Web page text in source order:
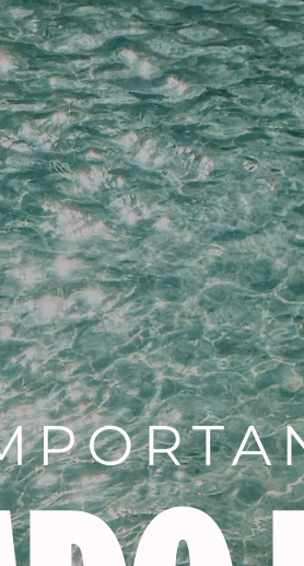
Añadir a la lista de
SKU:203023
Categorías:ANEXOS,utillaje
relacionados